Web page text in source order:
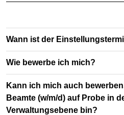
Wann ist der
Wie bewerbe ich mich?
Kann ich mich auch
Beamte (w/m/d) auf Probe in
Verwaltungsebene bin?